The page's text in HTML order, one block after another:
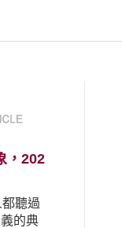
，202
聽過
的典